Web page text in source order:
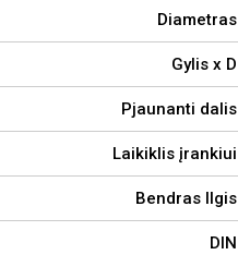
Diametras
Gylis x D
Pjaunanti dalis
Laikiklis įrankiui
Bendras Ilgis
DIN